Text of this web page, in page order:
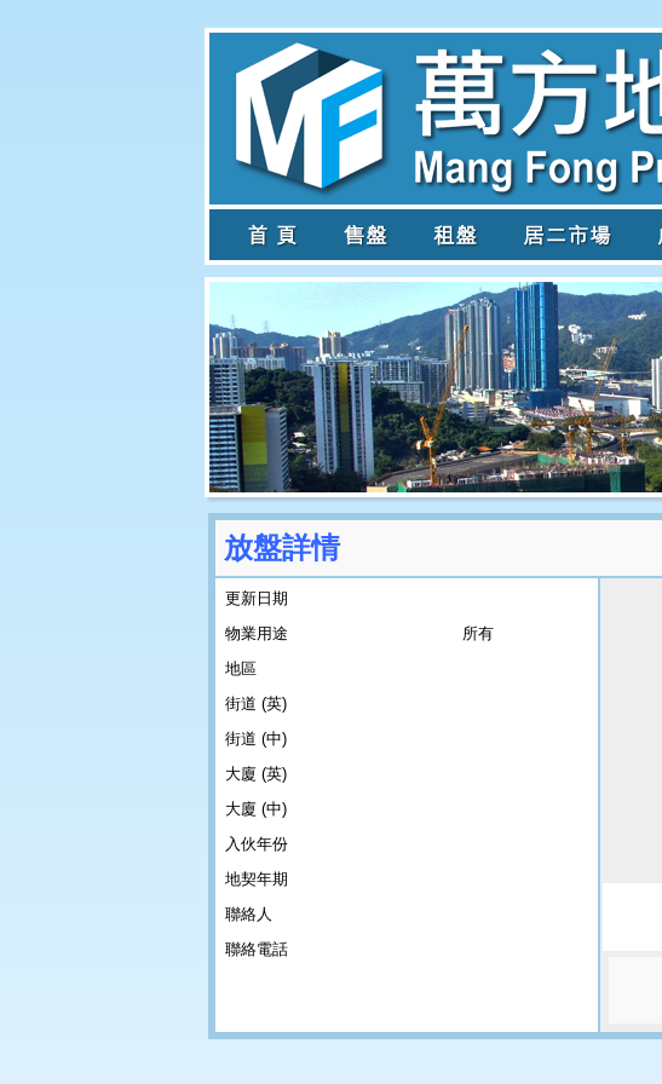
放盤詳情
更新日期
物業用途
所有
地區
街道 (英)
街道 (中)
大廈 (英)
大廈 (中)
入伙年份
地契年期
聯絡人
聯絡電話